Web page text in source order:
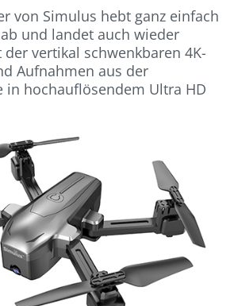
von Simulus hebt ganz einfach
und landet auch wieder
vertikal schwenkbaren 4K-
Aufnahmen aus der
in hochauflösendem Ultra HD